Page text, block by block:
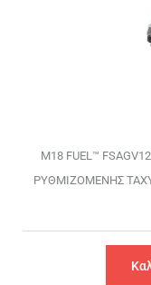
M18 FUEL™
ΡΥΘΜΙΖΟΜΕΝΗΣ